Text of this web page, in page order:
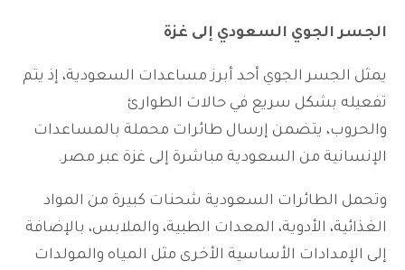
الجسر الجوي السعودي إلى غزة
يمثل الجسر الجوي أحد أبرز مساعدات السعودية، إذ يتم
تفعيله بشكل سريع في حالات الطوارئ
والحروب، يتضمن إرسال طائرات محملة بالمساعدات
الإنسانية من السعودية مباشرة إلى غزة عبر مصر.
وتحمل الطائرات السعودية شحنات كبيرة من المواد
الغذائية، الأدوية، المعدات الطبية، والملابس، بالإضافة
إلى الإمدادات الأساسية الأخرى مثل المياه والمولدات